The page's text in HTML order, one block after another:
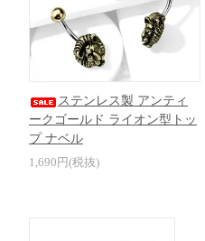
ステンレス製 アンティ
ークゴールド ライオン型トッ
プ ナベル
1,690円(税抜)